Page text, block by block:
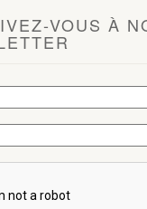
VOUS À